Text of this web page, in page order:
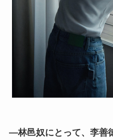
―林邑奴にとって、李善